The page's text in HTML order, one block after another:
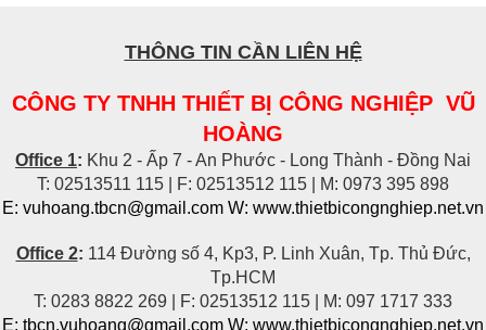
THÔNG TIN CẦN LIÊN HỆ
CÔNG TY TNHH THIẾT BỊ CÔNG NGHIỆP VŨ
HOÀNG
Office 1: Khu 2 - Ấp 7 - An Phước - Long Thành - Đồng Nai
T: 02513511 115 | F: 02513512 115 | M: 0973 395 898
E: vuhoang.tbcn@gmail.com W: www.thietbicongnghiep.net.vn
Office 2: 114 Đường số 4, Kp3, P. Linh Xuân, Tp. Thủ Đức,
Tp.HCM
T: 0283 8822 269 | F: 02513512 115 | M: 097 1717 333
E: tbcn.vuhoang@gmail.com W: www.thietbicongnghiep.net.vn